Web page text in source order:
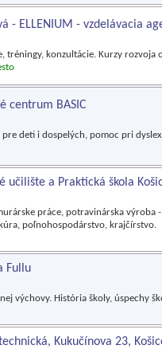
- ELLENIUM - vzdelávacia
tréningy, konzultácie. Kurzy
centrum BASIC
deti i dospelých, pomoc pri
učilište a Praktická škola
práce, potravinárska
poľnohospodárstvo, krajčírstvo.
Fullu
výchovy. História školy, úspechy
Kukučínova 23,